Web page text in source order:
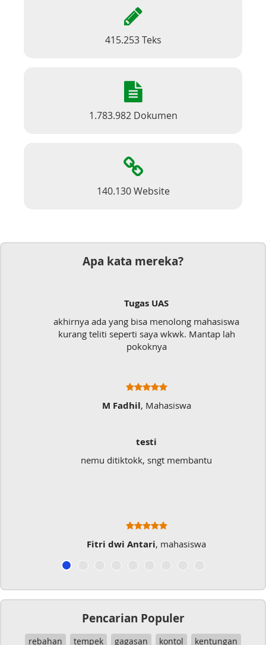
415.253 Teks
1.783.982 Dokumen
140.130 Website
Apa kata mereka?
Tugas UAS
akhirnya ada yang bisa menolong mahasiswa
kurang teliti seperti saya wkwk. Mantap lah
pokoknya
M Fadhil, Mahasiswa
testi
nemu ditiktokk, sngt membantu
Fitri dwi Antari, mahasiswa
Pencarian Populer
rebahan tempek gagasan kontol kentungan